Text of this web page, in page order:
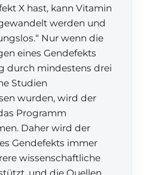
X hast, kann Vitamin
werden und
Nur wenn die
eines Gendefekts
durch mindestens drei
Studien
wurden, wird der
Programm
Daher wird der
Gendefekts immer
wissenschaftliche